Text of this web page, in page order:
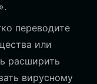
переводите
или
расширить
вирусному